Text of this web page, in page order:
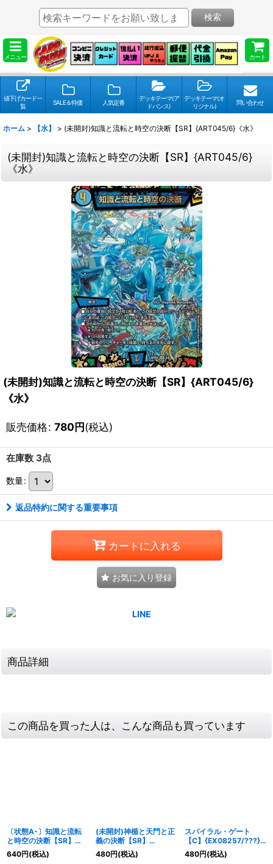
メニュー カート
検索
値下げカード一
覧
SALE＆特価 人気定番
デッキテーマ(ア
ドバンス)
デッキテーマ(オ
リジナル)
問い合わせ
ホーム > 【水】 > (未開封)知識と流転と時空の決断【SR】{ART045/6}《水》
(未開封)知識と流転と時空の決断【SR】{ART045/6}
《水》
(未開封)知識と流転と時空の決断【SR】{ART045/6}
《水》
販売価格: 780円(税込)
在庫数 3点
数量:
返品特約に関する重要事項
カートに入れる
お気に入り登録
商品詳細
この商品を買った人は、こんな商品も買っています
〔状態A-〕知識と流転
と時空の決断【SR】
{RP10S5/S12}《水》
640円(税込)
(未開封)神楯と天門と正
義の決断【SR】
{ART046/6}《光》
480円(税込)
スパイラル・ゲート
【C】{EX08257/???}
《水》
480円(税込)